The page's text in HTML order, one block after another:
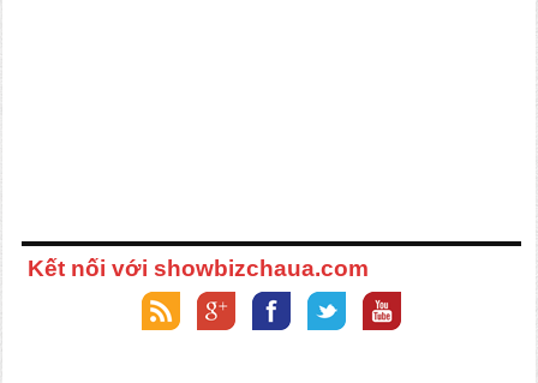
Kết nối với showbizchaua.com